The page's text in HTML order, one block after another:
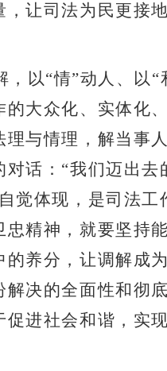
让司法为民更接
，以“情”动人、以“
大众化、实体化
与情理，解当事
话： “我们迈出去
觉体现，是司法
精神，就要坚持
养分，让调解成
决的全面性和彻
进社会和谐，实